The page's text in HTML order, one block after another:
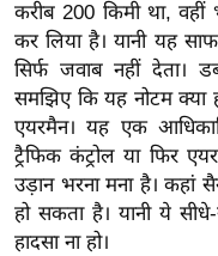
डि
या
सा
हि
त्य
ज
ग
त
करीब 200 किमी था, वहीं
कर लिया है। यानी यह
सिर्फ जवाब नहीं
समझिए कि यह नोटम क्या
एयरमैन। यह एक
ट्रैफिक कंट्रोल या फिर
उड़ान भरना मना है। कहां
हो सकता है। यानी ये
हादसा ना हो।